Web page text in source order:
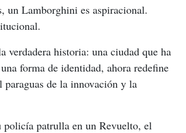
un Lamborghini es aspiracional.
verdadera historia: una ciudad que ha
forma de identidad, ahora redefine
paraguas de la innovación y la
policía patrulla en un Revuelto, el